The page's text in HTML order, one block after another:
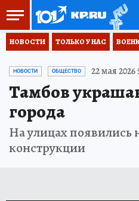
НОВОСТИ ТОЛЬКО У НАС
НОВОСТИ ОБЩЕСТВО 22 мая 2026
Тамбов
города
На улицах появились
конструкции